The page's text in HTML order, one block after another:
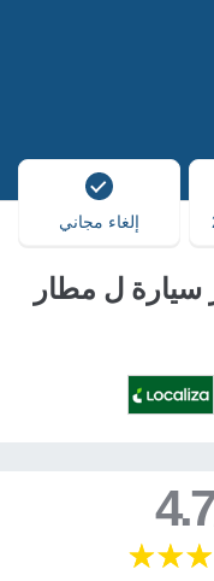
إلغاء مجاني
ل مطار